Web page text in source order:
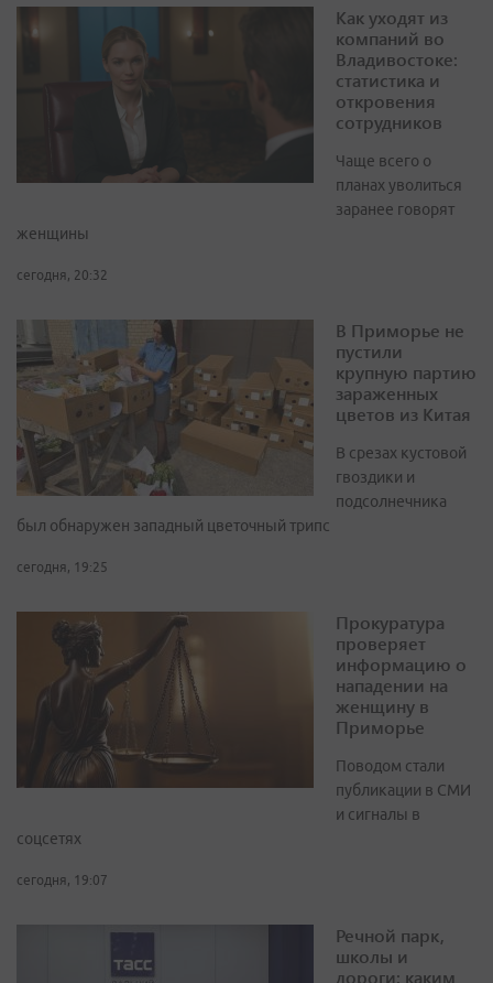
Как уходят из
компаний во
Владивостоке:
статистика и
откровения
сотрудников
Чаще всего о
планах уволиться
заранее говорят
женщины
сегодня, 20:32
В Приморье не
пустили
крупную партию
зараженных
цветов из Китая
В срезах кустовой
гвоздики и
подсолнечника
был обнаружен западный цветочный трипс
сегодня, 19:25
Прокуратура
проверяет
информацию о
нападении на
женщину в
Приморье
Поводом стали
публикации в СМИ
и сигналы в
соцсетях
сегодня, 19:07
Речной парк,
школы и
дороги: каким